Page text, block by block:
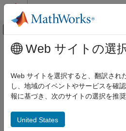
コンテンツへスキップ
オフキャンバス ナ
ドキュメンテーションのホーム
Aerospace Blockset
標準ワークフロー手順
運動方程式
メインコンテンツ
このページは機械翻訳を使用して
6DOF
オイラー角と四元数数表現を使用
由度の運動方程式を実装します。
Web サイトの選
Web サイトを選択すると、翻訳され
し、地域のイベントやサービスを確
報に基づき、次のサイトの選択を推
United States